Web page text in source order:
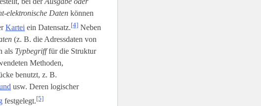
elektronische Daten können
Kartei ein Datensatz.[4] Neben
(z. B. die Adressdaten von
als Typbegrifffür die Struktur
Methoden,
benutzt, z. B.
usw. Deren logischer
festgelegt.[5]